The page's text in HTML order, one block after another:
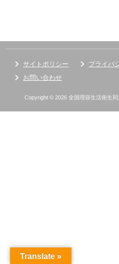
サイトポリシー プライバ
お問い合わせ
Copyright © 2026 全国理容生活衛生
Translate »